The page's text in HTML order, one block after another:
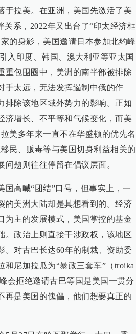
于拉美。在亚洲，美国先激活了美
关系，2022年又出台了“印太经济框
的身影，美国邀请日本参加北约峰
入印度、韩国、澳大利亚等亚太国
重包围圈中，美洲的南半部被排除
手太远，无法发挥遏制中俄的作
排除该地区域外势力的影响。正如
济增长、不平等和气候变化，而美
美多年来一直不在华盛顿的优先名
民、贩毒等与美国切身利益相关的
题则往往停留在倡议层面。
高喊“团结”口号，但事实上，一
的美洲大陆却是其想看到的。经济
为主的发展模式，美国掌控的基金
。政治上则直接干涉政权，该地区
。对古巴长达60年的制裁、资助委
尼加拉瓜为“暴政三套车”（troika
会拒绝邀请古巴等国是美国一贯分
再是美国的傀儡，他们想要真正的